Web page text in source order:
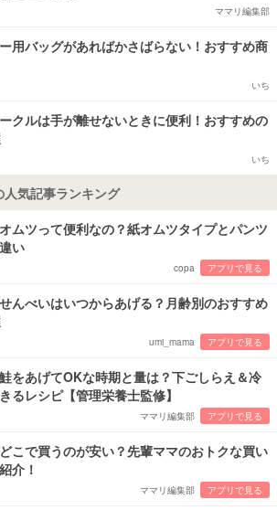
ママリ編集部
用バッグがあればかさばらない！おすすめ商
いち
クルは手が離せないときに便利！おすすめの
いち
人気記事ランキング
ムツって便利なの？紙オムツタイプとパンツ
い
copa アプリで見る
んべいはいつからあげる？月齢別のおすすめ
umi_mama アプリで見る
をあげてOKな時期と量は？下ごしらえ＆冷
るレシピ【管理栄養士監修】
ママリ編集部 アプリで見る
こで買うのが安い？先輩ママのおトクな買い
介！
ママリ編集部 アプリで見る